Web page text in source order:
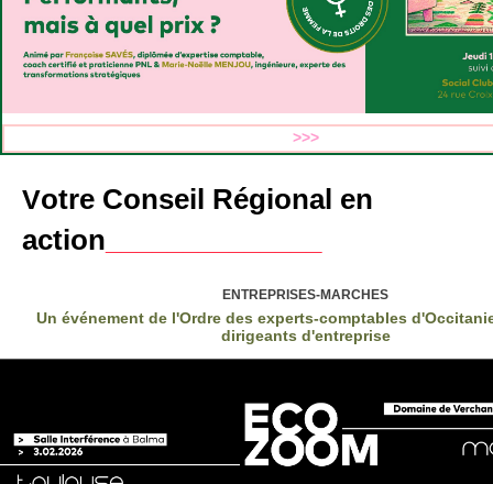
>>>
Votre Conseil Régional en
action
ENTREPRISES-MARCHES
Un événement de l'Ordre des experts-comptables
dirigeants d'entreprise